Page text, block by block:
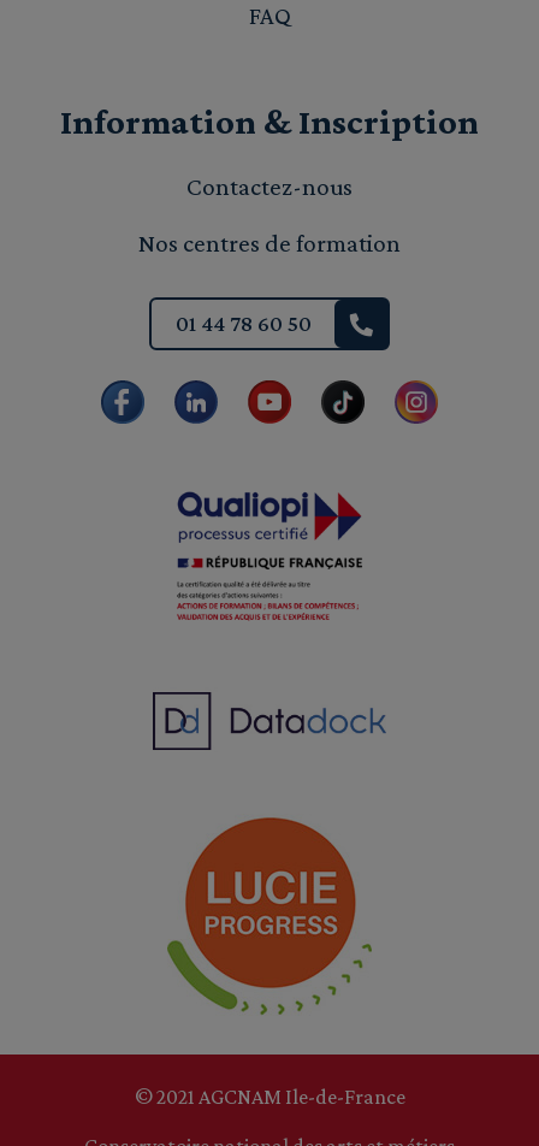
FAQ
Information & Inscription
Contactez-nous
Nos centres de formation
01 44 78 60 50
© 2021 AGCNAM Ile-de-France